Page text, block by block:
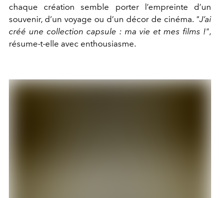
chaque création semble porter l’empreinte d’un
souvenir, d’un voyage ou d’un décor de cinéma. "J’ai
créé une collection capsule : ma vie et mes films !",
résume-t-elle avec enthousiasme.